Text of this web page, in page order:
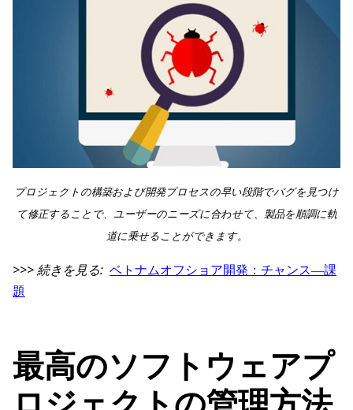
プロジェクトの構築および開発プロセスの早い段階でバグを見つけ
て修正することで、ユーザーのニーズに合わせて、製品を順調に軌
道に乗せることができます。
>>> 続きを見る: ベトナムオフショア開発：チャンス―課
題
最高のソフトウェアプ